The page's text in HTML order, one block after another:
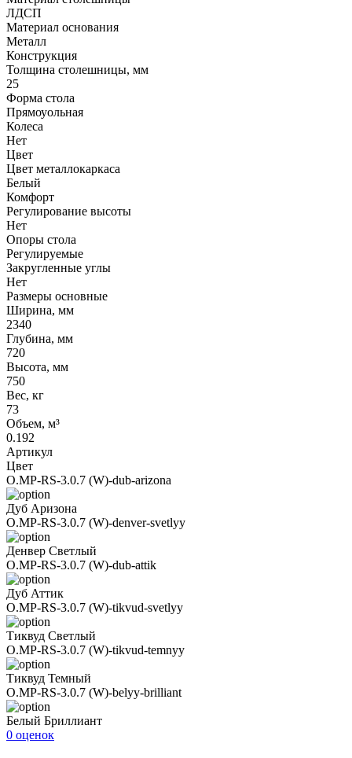
ЛДСП
Материал основания
Металл
Конструкция
Толщина столешницы, мм
25
Форма стола
Прямоуольная
Колеса
Нет
Цвет
Цвет металлокаркаса
Белый
Комфорт
Регулирование высоты
Нет
Опоры стола
Регулируемые
Закругленные углы
Нет
Размеры основные
Ширина, мм
2340
Глубина, мм
720
Высота, мм
750
Вес, кг
73
Объем, м³
0.192
Артикул
Цвет
O.MP-RS-3.0.7 (W)-dub-arizona
Дуб Аризона
O.MP-RS-3.0.7 (W)-denver-svetlyy
Денвер Светлый
O.MP-RS-3.0.7 (W)-dub-attik
Дуб Аттик
O.MP-RS-3.0.7 (W)-tikvud-svetlyy
Тиквуд Светлый
O.MP-RS-3.0.7 (W)-tikvud-temnyy
Тиквуд Темный
O.MP-RS-3.0.7 (W)-belyy-brilliant
Белый Бриллиант
0 оценок